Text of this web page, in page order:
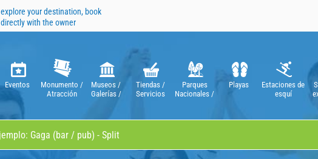
explore your destination, book
directly with the owner
Eventos
Monumento /
Atracción
Museos /
Galerías /
Tiendas /
Servicios
Parques
Nacionales /
Playas
Estaciones de
esquí